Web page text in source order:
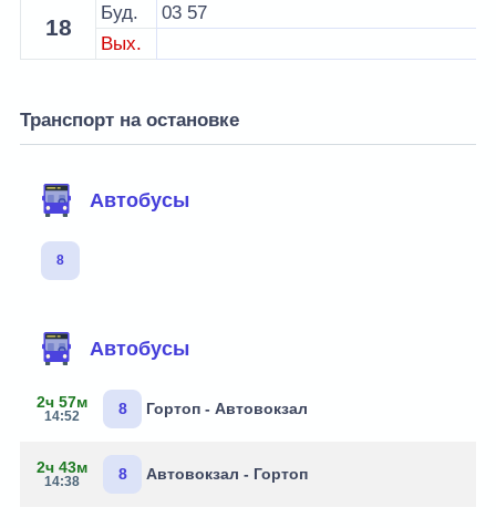
18
Буд. 03 57
Вых.
Транспорт на остановке
Автобусы
8
Автобусы
2ч 57м
14:52 8 Гортоп - Автовокзал
2ч 43м
14:38 8 Автовокзал - Гортоп